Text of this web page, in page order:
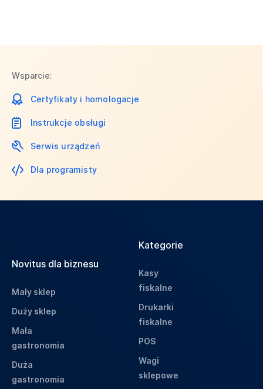
Wsparcie:
Certyfikaty i homologacje
Instrukcje obsługi
Serwis urządzeń
Dla programisty
Novitus dla biznesu
Mały sklep
Duży sklep
Mała
gastronomia
Duża
gastronomia
Kategorie
Kasy
fiskalne
Drukarki
fiskalne
POS
Wagi
sklepowe